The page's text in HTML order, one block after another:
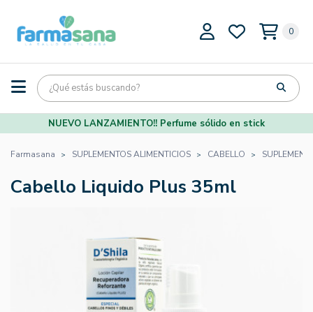
0
NUEVO LANZAMIENTO!! Perfume sólido en stick
Farmasana SUPLEMENTOS ALIMENTICIOS CABELLO
Cabello Liquido Plus 35ml